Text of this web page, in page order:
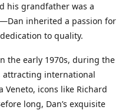
his grandfather was a
inherited a passion for
to quality.
the early 1970s, during the
attracting international
icons like Richard
long, Dan’s exquisite